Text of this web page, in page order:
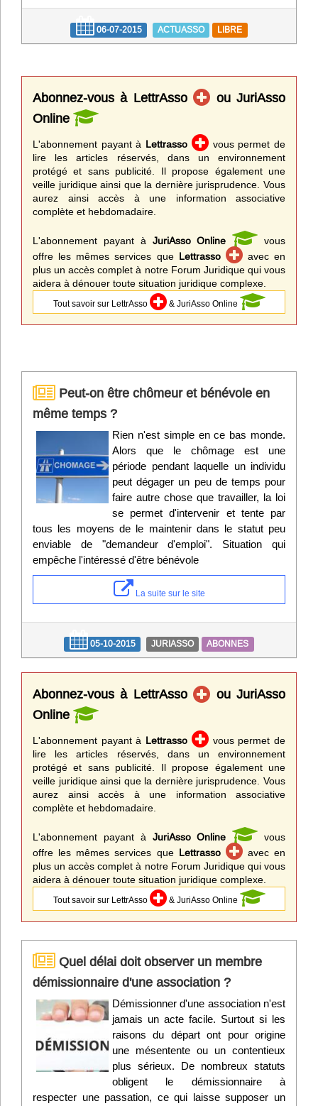
06-07-2015 ACTUASSO LIBRE
Abonnez-vous à LettrAsso
ou JuriAsso
Online
L'abonnement payant à Lettrasso
vous permet de
lire les articles réservés, dans un environnement
protégé et sans publicité. Il propose également une
veille juridique ainsi que la dernière jurisprudence. Vous
aurez ainsi accès à une information associative
complète et hebdomadaire.
L'abonnement payant à JuriAsso Online
vous
offre les mêmes services que Lettrasso
avec en
plus un accès complet à notre Forum Juridique qui vous
aidera à dénouer toute situation juridique complexe.
Tout savoir sur LettrAsso & JuriAsso Online
Peut-on être chômeur et bénévole en
même temps ?
Rien n'est simple en ce bas monde.
Alors que le chômage est une
période pendant laquelle un individu
peut dégager un peu de temps pour
faire autre chose que travailler, la loi
se permet d'intervenir et tente par
tous les moyens de le maintenir dans le statut peu
enviable de "demandeur d'emploi". Situation qui
empêche l'intéressé d'être bénévole
La suite sur le site
05-10-2015 JURIASSO ABONNES
Abonnez-vous à LettrAsso
ou JuriAsso
Online
L'abonnement payant à Lettrasso
vous permet de
lire les articles réservés, dans un environnement
protégé et sans publicité. Il propose également une
veille juridique ainsi que la dernière jurisprudence. Vous
aurez ainsi accès à une information associative
complète et hebdomadaire.
L'abonnement payant à JuriAsso Online
vous
offre les mêmes services que Lettrasso
avec en
plus un accès complet à notre Forum Juridique qui vous
aidera à dénouer toute situation juridique complexe.
Tout savoir sur LettrAsso & JuriAsso Online
Quel délai doit observer un membre
démissionnaire d'une association ?
Démissionner d'une association n'est
jamais un acte facile. Surtout si les
raisons du départ ont pour origine
une mésentente ou un contentieux
plus sérieux. De nombreux statuts
obligent le démissionnaire à
respecter une passation, ce qui laisse supposer un